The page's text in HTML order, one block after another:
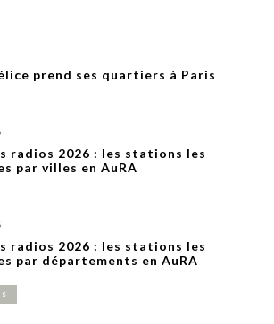
prend ses quartiers à Paris
radios 2026 : les stations les
par villes en AuRA
radios 2026 : les stations les
par départements en AuRA